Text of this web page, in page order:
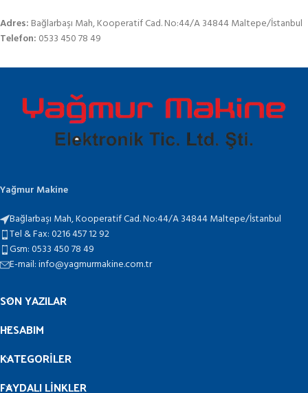
Adres: Bağlarbaşı Mah, Kooperatif Cad. No:44/A 34844 Maltepe/İstanbul
Telefon: 0533 450 78 49
Yağmur Makine
Bağlarbaşı Mah, Kooperatif Cad. No:44/A 34844 Maltepe/İstanbul
Tel & Fax: 0216 457 12 92
Gsm: 0533 450 78 49
E-mail: info@yagmurmakine.com.tr
SON YAZILAR
HESABIM
KATEGORİLER
FAYDALI LINKLER